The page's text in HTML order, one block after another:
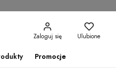
Zaloguj się Ulubione
Promocje